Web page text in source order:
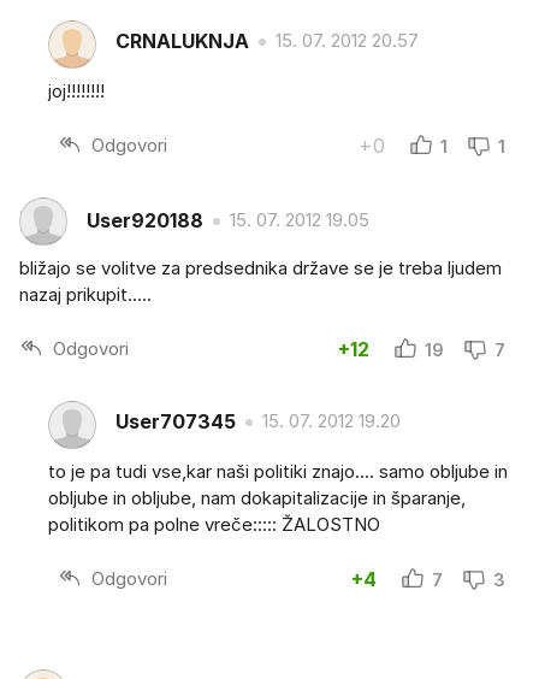
CRNALUKNJA 15. 07. 2012 20.57
joj!!!!!!!!
Odgovori +0 1 1
User920188 15. 07. 2012 19.05
bližajo se volitve za predsednika države se je treba ljudem
nazaj prikupit.....
Odgovori +12 19 7
User707345 15. 07. 2012 19.20
to je pa tudi vse,kar naši politiki znajo.... samo obljube in
obljube in obljube, nam dokapitalizacije in šparanje,
politikom pa polne vreče::::: ŽALOSTNO
Odgovori +4 7 3